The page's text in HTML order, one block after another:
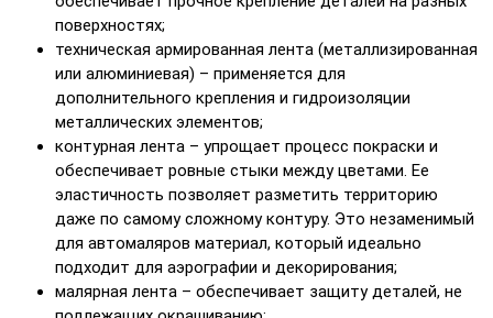
поверхностях;
техническая армированная лента (металлизированная
или алюминиевая) – применяется для
дополнительного крепления и гидроизоляции
металлических элементов;
контурная лента – упрощает процесс покраски и
обеспечивает ровные стыки между цветами. Ее
эластичность позволяет разметить территорию
даже по самому сложному контуру. Это незаменимый
для автомаляров материал, который идеально
подходит для аэрографии и декорирования;
малярная лента – обеспечивает защиту деталей, не